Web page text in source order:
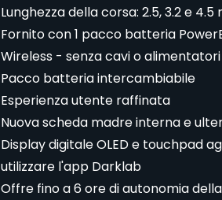
Lunghezza della corsa: 2.5, 3.2 e 4.5
Fornito con 1 pacco batteria
Wireless - senza cavi o
Pacco batteria intercambiabile
Esperienza utente raffinata
Nuova scheda madre interna e
Display digitale OLED e touchpad
utilizzare l'app Darklab
Offre fino a 6 ore di autonomia